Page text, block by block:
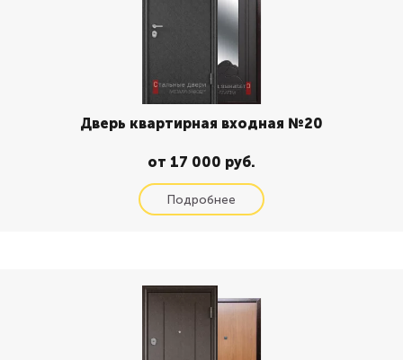
Дверь квартирная входная №20
от 17 000 руб.